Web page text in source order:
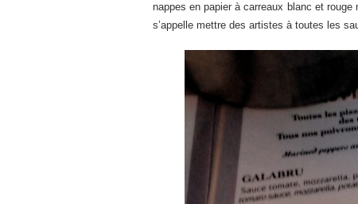
nappes en papier à carreaux blanc et
s’appelle mettre des artistes à toutes les